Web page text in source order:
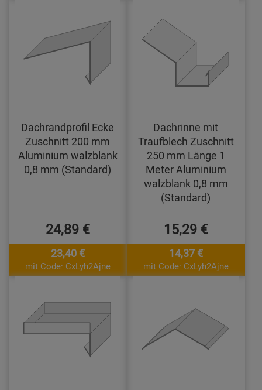
Dachrandprofil Ecke
Zuschnitt 200 mm
Aluminium walzblank
0,8 mm (Standard)
24,89 €
23,40 €
mit Code: CxLyh2Ajne
Dachrinne mit
Traufblech Zuschnitt
250 mm Länge 1
Meter Aluminium
walzblank 0,8 mm
(Standard)
15,29 €
14,37 €
mit Code: CxLyh2Ajne